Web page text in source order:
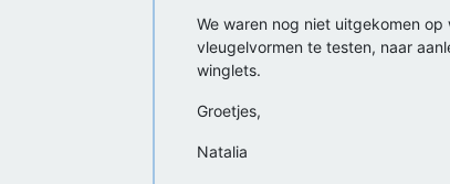
We waren nog niet uitgekomen
vleugelvormen te testen, naar
winglets.
Groetjes,
Natalia